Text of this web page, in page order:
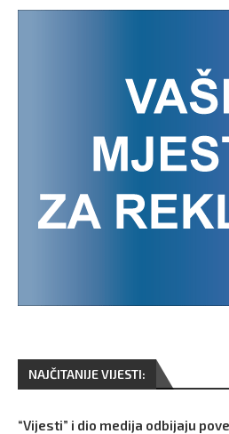
NAJČITANIJE VIJESTI:
“Vijesti” i dio medija odbijaju